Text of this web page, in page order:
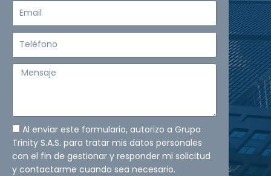
Mensaje
Al enviar este formulario, autorizo a Grupo
Trinity S.A.S. para tratar mis datos personales
con el fin de gestionar y responder mi solicitud
y contactarme cuando sea necesario.